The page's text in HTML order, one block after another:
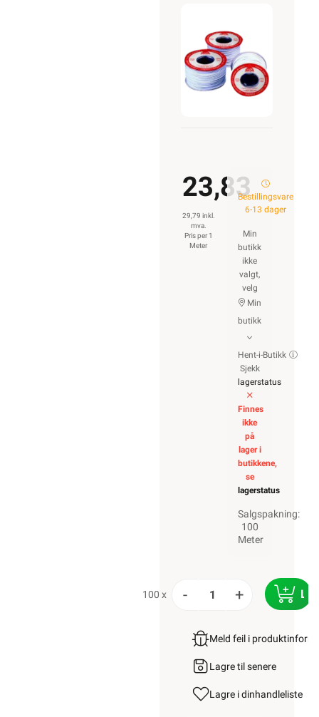
23,83
29,79 inkl.
mva.
Pris per 1
Meter
Bestillingsvare
6-13 dager
Min
butikk
ikke
valgt,
velg
Min
butikk
Hent-i-Butikk
Sjekk
lagerstatus
Finnes
ikke
på
lager i
butikkene,
se
lagerstatus
Salgspakning:
100
Meter
100 x - +
Meld feil i
Lagre til senere
Lagre i dinhandleliste